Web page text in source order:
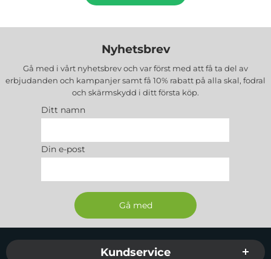
Nyhetsbrev
Gå med i vårt nyhetsbrev och var först med att få ta del av
erbjudanden och kampanjer samt få 10% rabatt på alla skal, fodral
och skärmskydd i ditt första köp.
Ditt namn
Din e-post
Sidfot Blandad info och länkar
Kundservice